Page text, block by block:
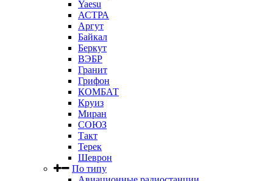
Yaesu
АСТРА
Аргут
Байкал
Беркут
ВЭБР
Гранит
Грифон
КОМБАТ
Круиз
Миран
СОЮЗ
Такт
Терек
Шеврон
По типу